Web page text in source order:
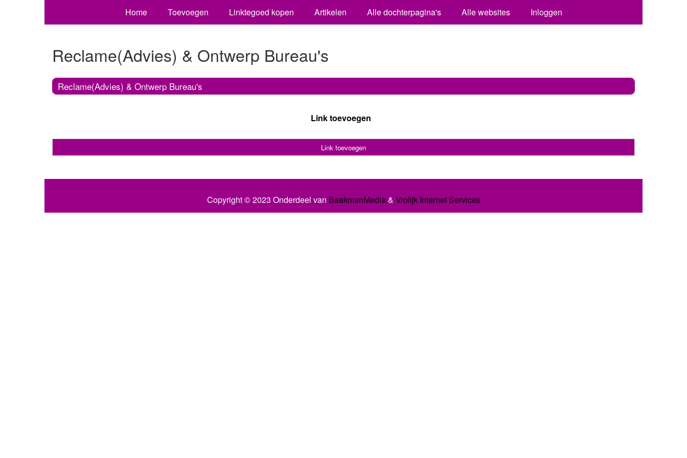
Home Toevoegen Linktegoed kopen Artikelen Alle dochterpagina's Alle websites Inloggen
Reclame(Advies) & Ontwerp Bureau's
Reclame(Advies) & Ontwerp Bureau's
Link toevoegen
Link toevoegen
Copyright © 2023 Onderdeel van BaakmanMedia& Vrolijk Internet Services